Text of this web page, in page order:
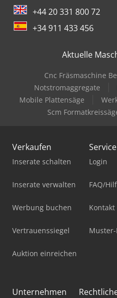
+44 20 331 800 72
+34 911 433 456
Aktuelle
Cnc Fräsmaschine
Notstromaggregate
Mobile Plattensäge
Scm
Verkaufen
Inserate schalten
Inserate verwalten
Werbung buchen
Vertrauenssiegel
Auktion einreichen
Login
FAQ/
Kontakt
Unternehmen